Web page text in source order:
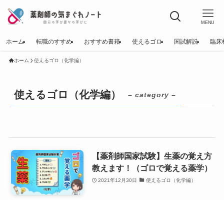
MENU
ホーム 転職のすすめ おすすめ書籍 使えるゴロ 国試解説 臨床
ホーム 使えるゴロ（化学編）
使えるゴロ（化学編） – category –
【薬剤師国家試験】生薬の覚え方
教えます！（ゴロで覚える薬学）
2021年12月30日 使えるゴロ（化学編）